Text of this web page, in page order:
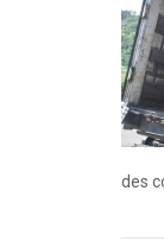
des